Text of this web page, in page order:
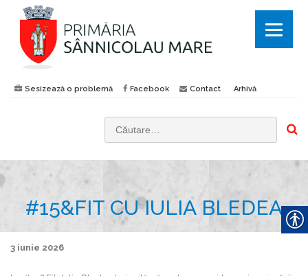
Sesizează o problemă Facebook Contact Arhivă
#15&FIT CU IULIA BLEDEA
3 iunie 2026